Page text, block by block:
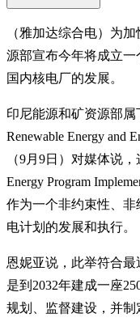
（雅加达综合电）为
源部宣布今年将成立
国内核电厂的发展。
印尼能源和矿资源部
Renewable Energy and
（9月9日）对媒体说
Energy Program
作为一个非约束性、
电计划的发展和执行。
恩妮亚说，此举符合
是到2032年建成一座
规划、监督建设，并